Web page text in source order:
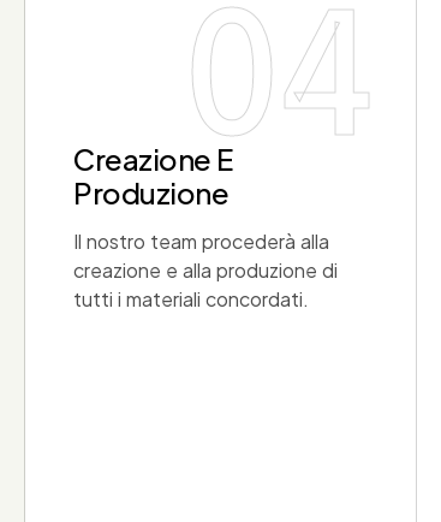
04
Creazione E
Produzione
Il nostro team procederà alla
creazione e alla produzione di
tutti i materiali concordati.